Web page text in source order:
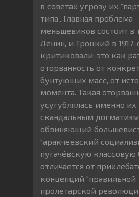
в советах угрозу их
типа”. Главная проблема
меньшевиков состоит в
Ленин, и Троцкий в
критиковали: это как
оторванность от
бунтующих масс, от
момента. Такая
усугублялась именно их
скандальным
обвиняющий
“аракчеевский
пугачёвскую классовую
отличается от
концепций “правильной
пролетарской